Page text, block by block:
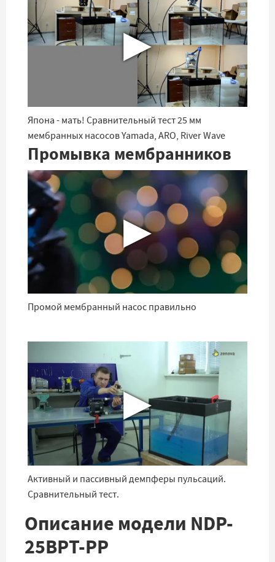
▶
Япона - мать! Сравнительный тест 25 мм
мембранных насосов Yamada, ARO, River Wave
Промывка мембранников
▶
Промой мембранный насос правильно
▶
Активный и пассивный демпферы пульсаций.
Сравнительный тест.
Описание модели NDP-
25BPT-PP